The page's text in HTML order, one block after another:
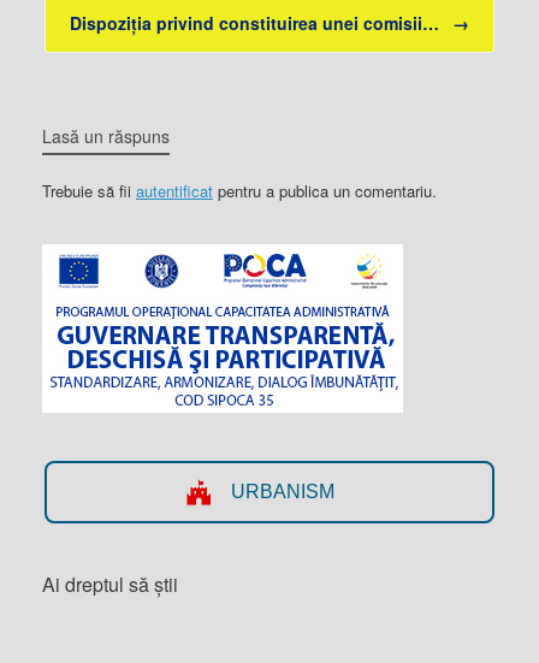
Dispoziția privind constituirea unei comisii… →
Lasă un răspuns
Trebuie să fii autentificat pentru a publica un comentariu.
URBANISM
Ai dreptul să știi